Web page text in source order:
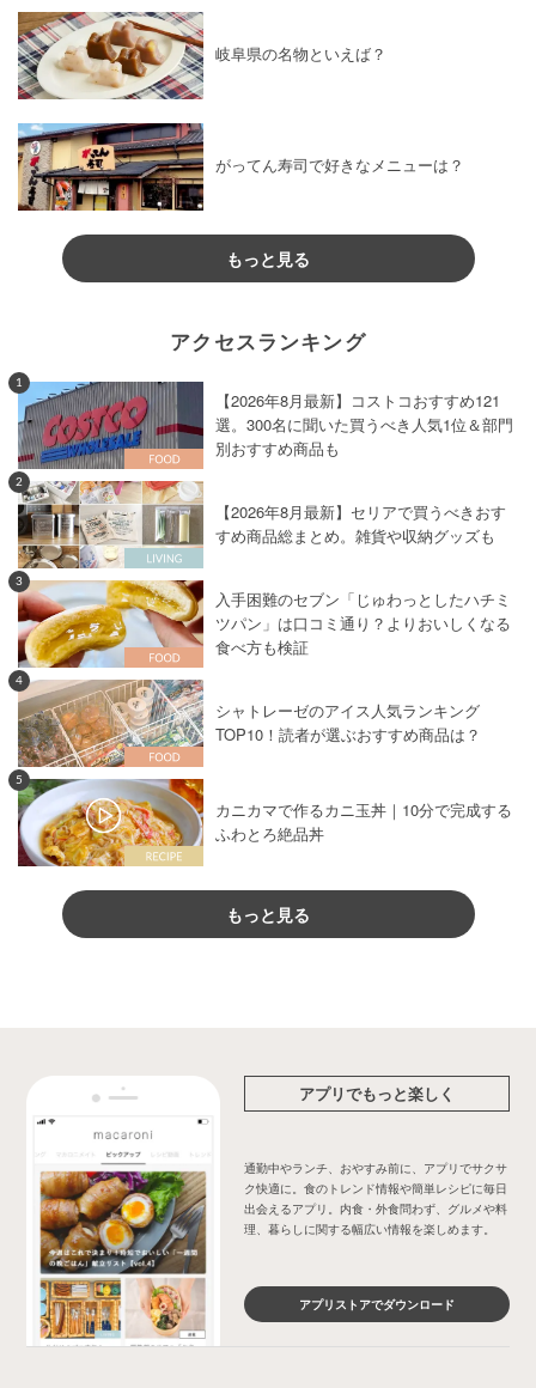
岐阜県の名物といえば？
がってん寿司で好きなメニューは？
もっと見る
アクセスランキング
1
【2026年8月最新】コストコおすすめ121
選。300名に聞いた買うべき人気1位＆部門
別おすすめ商品も
2
【2026年8月最新】セリアで買うべきおす
すめ商品総まとめ。雑貨や収納グッズも
3
入手困難のセブン「じゅわっとしたハチミ
ツパン」は口コミ通り？よりおいしくなる
食べ方も検証
4
シャトレーゼのアイス人気ランキング
TOP10！読者が選ぶおすすめ商品は？
5
カニカマで作るカニ玉丼｜10分で完成する
ふわとろ絶品丼
もっと見る
アプリでもっと楽しく
通勤中やランチ、おやすみ前に、アプリでサクサ
ク快適に。食のトレンド情報や簡単レシピに毎日
出会えるアプリ。内食・外食問わず、グルメや料
理、暮らしに関する幅広い情報を楽しめます。
アプリストアでダウンロード